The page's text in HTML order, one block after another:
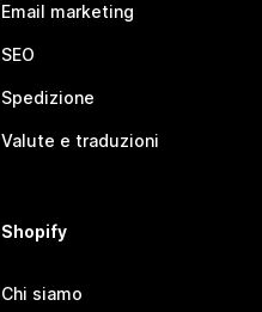
Email marketing
SEO
Spedizione
Valute e traduzioni
Shopify
Chi siamo